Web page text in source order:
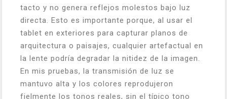
tacto y no genera reflejos molestos bajo luz
directa. Esto es importante porque, al usar el
tablet en exteriores para capturar planos de
arquitectura o paisajes, cualquier artefactual en
la lente podría degradar la nitidez de la imagen.
En mis pruebas, la transmisión de luz se
mantuvo alta y los colores reprodujeron
fielmente los tonos reales, sin el típico tono